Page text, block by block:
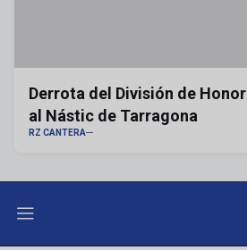
Derrota del División de
al Nástic de Tarragona
RZ CANTERA